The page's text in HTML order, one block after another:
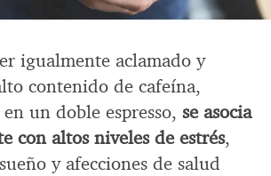
igualmente aclamado y
contenido de cafeína,
un doble espresso, se asocia
con altos niveles de estrés,
y afecciones de salud